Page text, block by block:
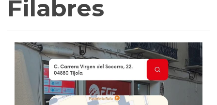
Filabres